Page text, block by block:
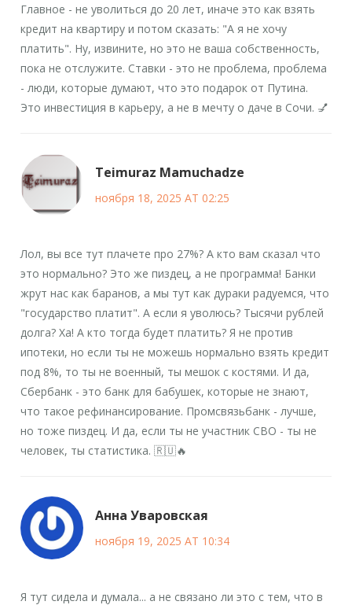
Главное - не уволиться до 20 лет, иначе это как взять
кредит на квартиру и потом сказать: "А я не хочу
платить". Ну, извините, но это не ваша собственность,
пока не отслужите. Ставки - это не проблема, проблема
- люди, которые думают, что это подарок от Путина.
Это инвестиция в карьеру, а не в мечту о даче в Сочи. 💅
Teimuraz Mamuchadze
ноября 18, 2025 AT 02:25
Лол, вы все тут плачете про 27%? А кто вам сказал что
это нормально? Это же пиздец, а не программа! Банки
жрут нас как баранов, а мы тут как дураки радуемся, что
"государство платит". А если я уволюсь? Тысячи рублей
долга? Ха! А кто тогда будет платить? Я не против
ипотеки, но если ты не можешь нормально взять кредит
под 8%, то ты не военный, ты мешок с костями. И да,
Сбербанк - это банк для бабушек, которые не знают,
что такое рефинансирование. Промсвязьбанк - лучше,
но тоже пиздец. И да, если ты не участник СВО - ты не
человек, ты статистика. 🇷🇺🔥
Анна Уваровская
ноября 19, 2025 AT 10:34
Я тут сидела и думала... а не связано ли это с тем, что в